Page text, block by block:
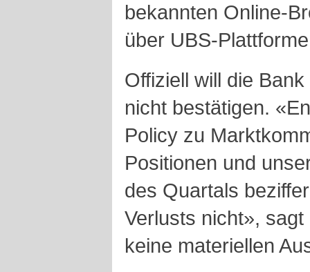
bekannten Online-
über UBS-
Offiziell will die
nicht bestätigen.
Policy zu
Positionen und
des Quartals
Verlusts nicht»,
keine materiellen